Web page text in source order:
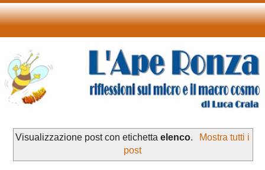
Visualizzazione post con etichettaelenco.
Mostra tutti i
post